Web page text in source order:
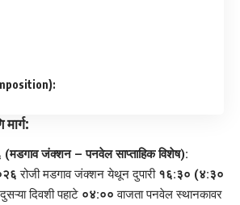
जंक्शन – पनवेल साप्ताहिक विशेष):
रोजी मडगाव जंक्शन येथून दुपारी १६:३० (४:३०
दिवशी पहाटे ०४:०० वाजता पनवेल स्थानकावर